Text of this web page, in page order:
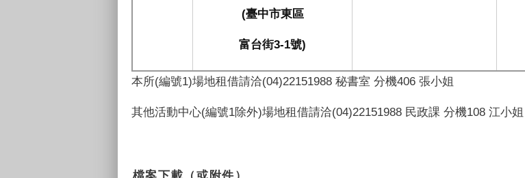
(臺中市東區
富台街3-1號)
本所(編號1)場地租借請洽(04)22151988 秘書室 分機406 張小姐
其他活動中心(編號1除外)場地租借請洽(04)22151988 民政課 分機108 江小姐
檔案下載（或附件）